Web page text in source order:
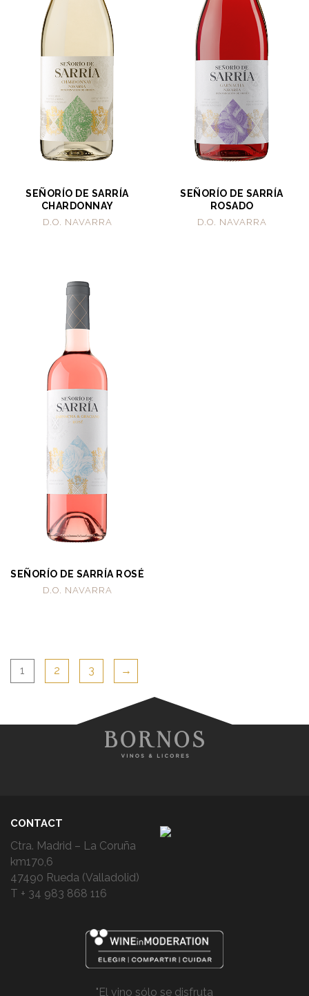
SEÑORÍO DE SARRÍA
CHARDONNAY
D.O. NAVARRA
SEÑORÍO DE SARRÍA
ROSADO
D.O. NAVARRA
SEÑORÍO DE SARRÍA ROSÉ
D.O. NAVARRA
1 2 3 →
CONTACT
Ctra. Madrid – La Coruña
km170,6
47490 Rueda (Valladolid)
T + 34 983 868 116
"El vino sólo se disfruta